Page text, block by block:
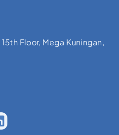
Floor, Mega Kuningan,